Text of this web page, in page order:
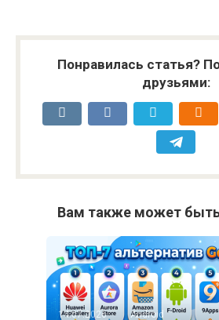
Понравилась статья?
друзьями:
Вам также может быть
14.07.2026
Android